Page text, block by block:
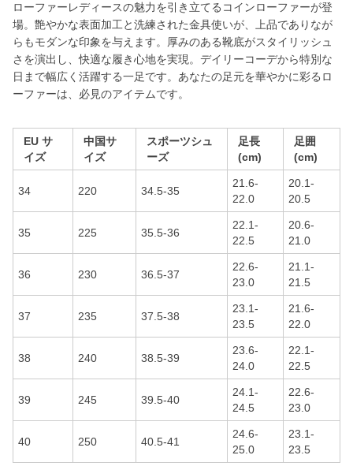
ローファーレディースの魅力を引き立てるコインローファーが登
場。艶やかな表面加工と洗練された金具使いが、上品でありなが
らもモダンな印象を与えます。厚みのある靴底がスタイリッシュ
さを演出し、快適な履き心地を実現。デイリーコーデから特別な
日まで幅広く活躍する一足です。あなたの足元を華やかに彩るロ
ーファーは、必見のアイテムです。
EU サ
イズ
中国サ
イズ
スポーツシュ
ーズ
足長
(cm)
足囲
(cm)
34 220 34.5-35
21.6-
22.0
20.1-
20.5
35 225 35.5-36
22.1-
22.5
20.6-
21.0
36 230 36.5-37
22.6-
23.0
21.1-
21.5
37 235 37.5-38
23.1-
23.5
21.6-
22.0
38 240 38.5-39
23.6-
24.0
22.1-
22.5
39 245 39.5-40
24.1-
24.5
22.6-
23.0
40 250 40.5-41
24.6-
25.0
23.1-
23.5